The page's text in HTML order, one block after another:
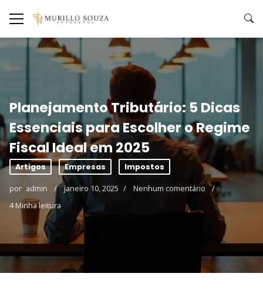
Planejamento Tributário: 5 Dicas
Essenciais para Escolher o Regime
Fiscal Ideal em 2025
Artigos Empresas Impostos
por admin janeiro 10, 2025
Nenhum comentário
4 Minha leitura